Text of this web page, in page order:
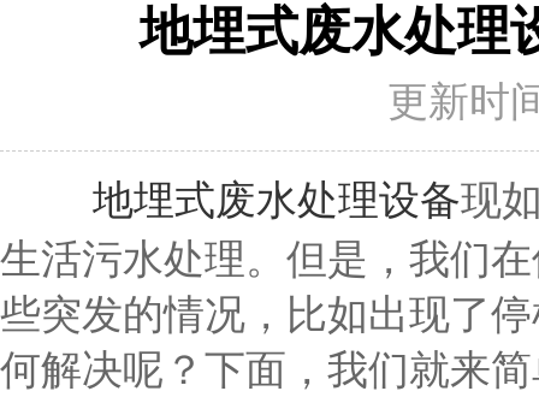
地埋式废水处理
更新时
地埋式废水处理设备现
生活污水处理。但是，我们
些突发的情况，比如出现了
何解决呢？下面，我们就来